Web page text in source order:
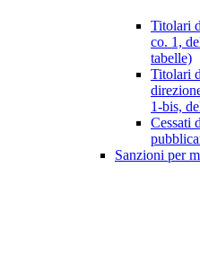
Titolari
co. 1,
tabelle)
Titolari
1-bis,
Cessati
Sanzioni per